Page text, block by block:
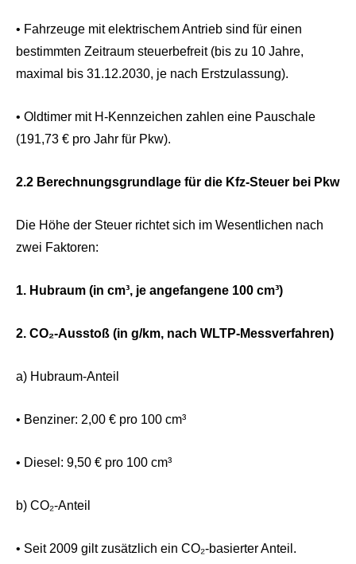
• Fahrzeuge mit elektrischem Antrieb sind für einen
bestimmten Zeitraum steuerbefreit (bis zu 10 Jahre,
maximal bis 31.12.2030, je nach Erstzulassung).
• Oldtimer mit H-Kennzeichen zahlen eine Pauschale
(191,73 € pro Jahr für Pkw).
2.2 Berechnungsgrundlage für die Kfz-Steuer bei Pkw
Die Höhe der Steuer richtet sich im Wesentlichen nach
zwei Faktoren:
1. Hubraum (in cm³, je angefangene 100 cm³)
2. CO₂-Ausstoß (in g/km, nach WLTP-Messverfahren)
a) Hubraum-Anteil
• Benziner: 2,00 € pro 100 cm³
• Diesel: 9,50 € pro 100 cm³
b) CO₂-Anteil
• Seit 2009 gilt zusätzlich ein CO₂-basierter Anteil.